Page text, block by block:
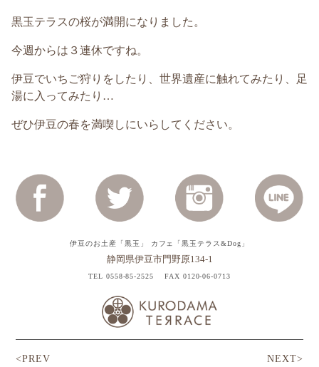
黒玉テラスの桜が満開になりました。
今週からは３連休ですね。
伊豆でいちご狩りをしたり、世界遺産に触れてみたり、足
湯に入ってみたり…
ぜひ伊豆の春を満喫しにいらしてください。
伊豆のお土産「黒玉」 カフェ「黒玉テラス&Dog」
静岡県伊豆市門野原134-1
TEL 0558-85-2525 FAX 0120-06-0713
<PREV NEXT>